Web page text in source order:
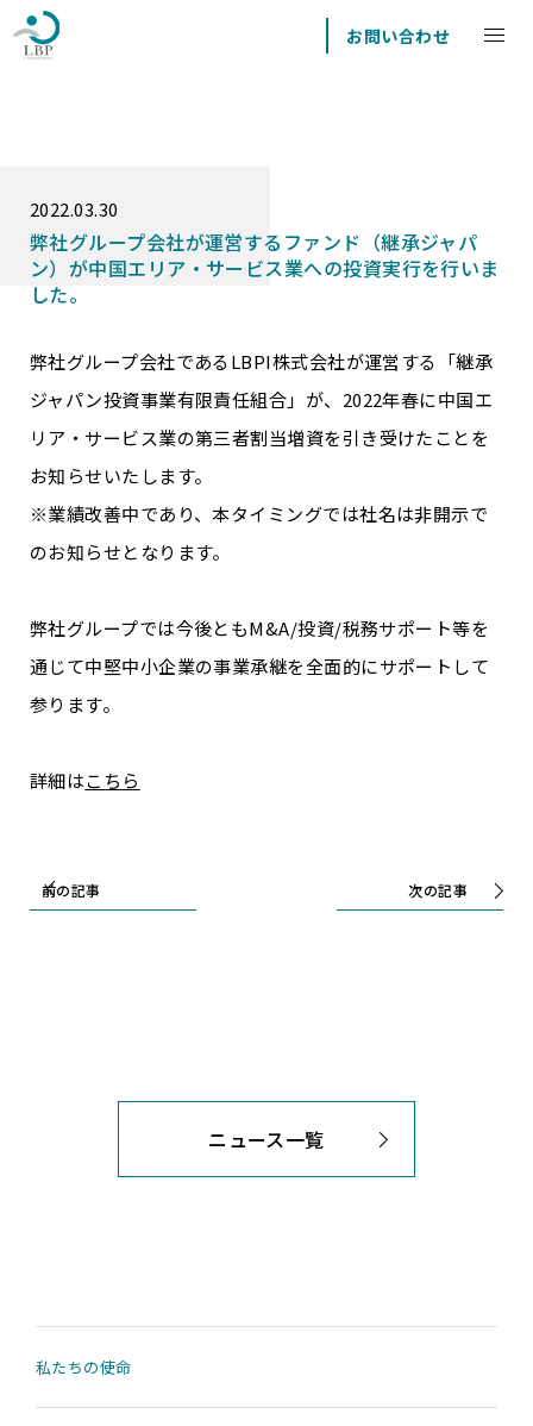
お問い合わせ
2022.03.30
弊社グループ会社が運営するファンド（継承ジャパ
ン）が中国エリア・サービス業への投資実行を行いま
した。
弊社グループ会社であるLBPI株式会社が運営する「継承
ジャパン投資事業有限責任組合」が、2022年春に中国エ
リア・サービス業の第三者割当増資を引き受けたことを
お知らせいたします。
※業績改善中であり、本タイミングでは社名は非開示で
のお知らせとなります。
弊社グループでは今後ともM&A/投資/税務サポート等を
通じて中堅中小企業の事業承継を全面的にサポートして
参ります。
詳細はこちら
前の記事 次の記事
ニュース一覧
私たちの使命